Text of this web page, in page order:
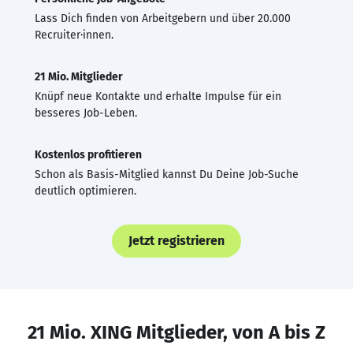
Lass Dich finden von Arbeitgebern und über 20.000
Recruiter·innen.
21 Mio. Mitglieder
Knüpf neue Kontakte und erhalte Impulse für ein
besseres Job-Leben.
Kostenlos profitieren
Schon als Basis-Mitglied kannst Du Deine Job-Suche
deutlich optimieren.
Jetzt registrieren
21 Mio. XING Mitglieder, von A bis Z